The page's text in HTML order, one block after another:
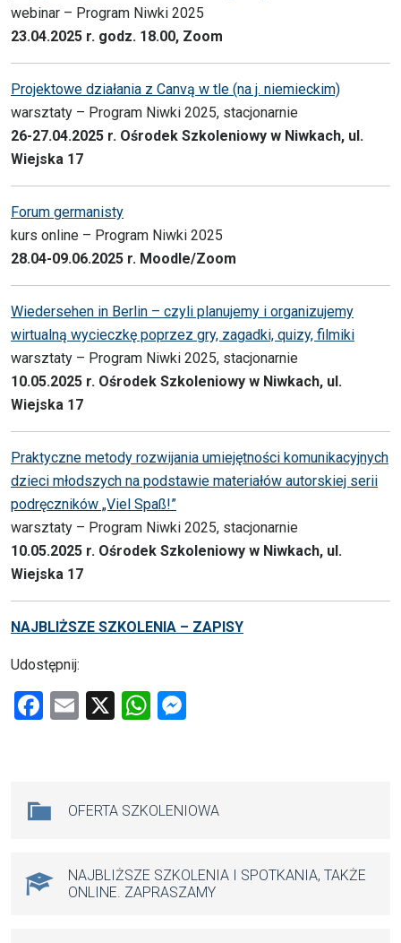
webinar – Program Niwki 2025
23.04.2025 r. godz. 18.00, Zoom
Projektowe działania z Canvą w tle (na j. niemieckim)
warsztaty – Program Niwki 2025, stacjonarnie
26-27.04.2025 r. Ośrodek Szkoleniowy w Niwkach, ul.
Wiejska 17
Forum germanisty
kurs online – Program Niwki 2025
28.04-09.06.2025 r. Moodle/Zoom
Wiedersehen in Berlin – czyli planujemy i organizujemy
wirtualną wycieczkę poprzez gry, zagadki, quizy, filmiki
warsztaty – Program Niwki 2025, stacjonarnie
10.05.2025 r. Ośrodek Szkoleniowy w Niwkach, ul.
Wiejska 17
Praktyczne metody rozwijania umiejętności komunikacyjnych
dzieci młodszych na podstawie materiałów autorskiej serii
podręczników „Viel Spaß!”
warsztaty – Program Niwki 2025, stacjonarnie
10.05.2025 r. Ośrodek Szkoleniowy w Niwkach, ul.
Wiejska 17
NAJBLIŻSZE SZKOLENIA – ZAPISY
Udostępnij:
F
o
k
E
X
W
A
p
g
OFERTA SZKOLENIOWA
NAJBLIŻSZE SZKOLENIA I SPOTKANIA, TAKŻE
ONLINE. ZAPRASZAMY